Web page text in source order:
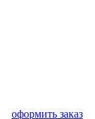
оформить заказ